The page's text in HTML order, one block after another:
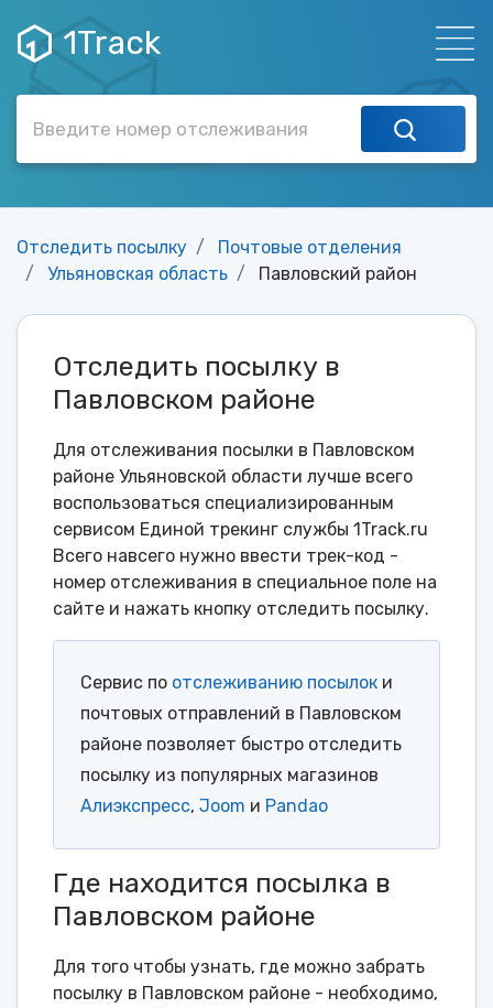
1Track
Отследить посылку
Почтовые отделения
Ульяновская область
Павловский район
Отследить посылку в
Павловском районе
Для отслеживания посылки в Павловском
районе Ульяновской области лучше всего
воспользоваться специализированным
сервисом Единой трекинг службы 1Track.ru
Всего навсего нужно ввести трек-код -
номер отслеживания в специальное поле на
сайте и нажать кнопку отследить посылку.
Сервис по отслеживанию посылок и
почтовых отправлений в Павловском
районе позволяет быстро отследить
посылку из популярных магазинов
Алиэкспресс, Joom и Pandao
Где находится посылка в
Павловском районе
Для того чтобы узнать, где можно забрать
посылку в Павловском районе - необходимо,